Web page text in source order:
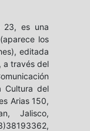
es una
los
editada
a través del
Cultura del
Arias 150,
Jalisco,